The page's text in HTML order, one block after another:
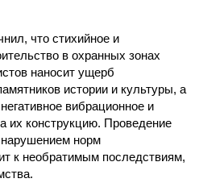
что стихийное и
в охранных зонах
наносит ущерб
истории и культуры, а
вибрационное и
их конструкцию. Проведение
нарушением норм
к необратимым последствиям,